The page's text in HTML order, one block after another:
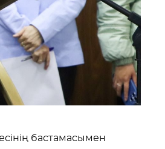
бастамасымен